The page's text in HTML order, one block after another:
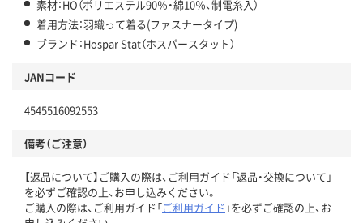
素材：HO（ポリエステル90％・綿10％、制電糸入）
着用方法：羽織って着る(ファスナータイプ)
ブランド：Hospar Stat（ホスパースタット）
JANコード
4545516092553
備考（ご注意）
【返品について】ご購入の際は、ご利用ガイド「返品・交換について」
を必ずご確認の上、お申し込みください。
ご購入の際は、ご利用ガイド「ご利用ガイド 」を必ずご確認の上、お